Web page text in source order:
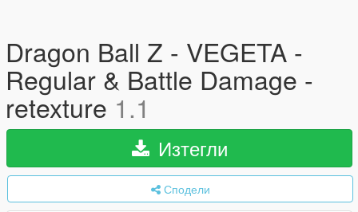
Dragon Ball Z - VEGETA -
Regular & Battle Damage -
retexture 1.1
Изтегли
Сподели